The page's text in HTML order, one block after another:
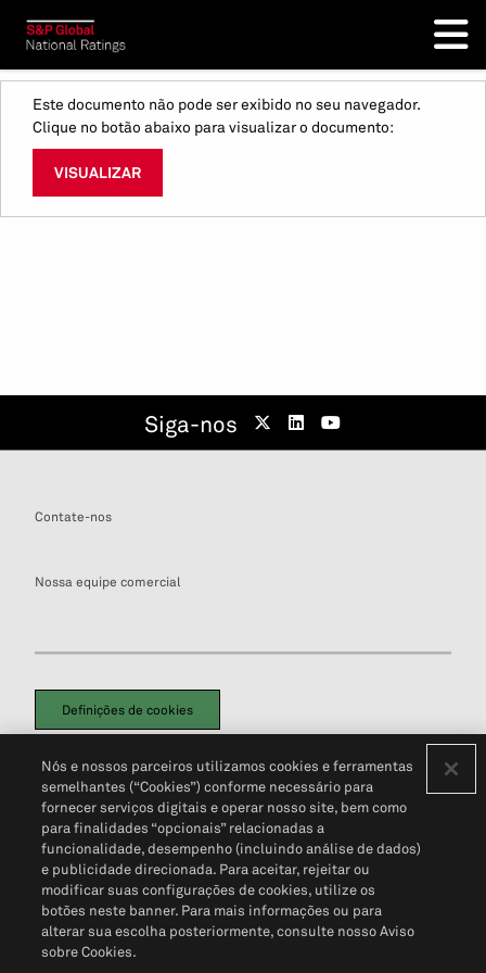
Este documento não pode ser exibido no seu navegador.
Clique no botão abaixo para visualizar o documento:
VISUALIZAR
Siga-nos
Contate-nos
Nossa equipe comercial
Definições de cookies
Política de PrivacidadePortal de privacidade do cliente (em inglês)
Não Venda Minhas Informações Pessoais© 2026 S&P Global
Nós e nossos parceiros utilizamos cookies e ferramentas
semelhantes (“Cookies”) conforme necessário para
fornecer serviços digitais e operar nosso site, bem como
para finalidades “opcionais” relacionadas a
funcionalidade, desempenho (incluindo análise de dados)
e publicidade direcionada. Para aceitar, rejeitar ou
modificar suas configurações de cookies, utilize os
botões neste banner. Para mais informações ou para
alterar sua escolha posteriormente, consulte nosso Aviso
sobre Cookies.